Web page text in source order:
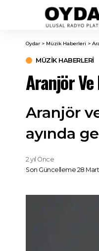
Oydar > Müzik Haberleri >
MÜZIK HABERLERI
Aranjör Ve
Aranjör
ayında
Son Güncelleme 28
2 yıl Önce